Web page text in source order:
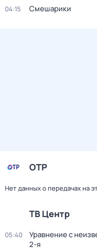
04:15 Смешарики
ОТР
Нет данных о передачах на
ТВ Центр
05:40 Уравнение с
2-я